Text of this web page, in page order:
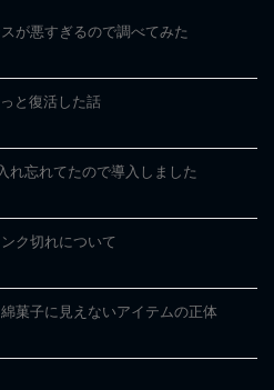
が悪すぎるので調べてみた
と復活した話
れ忘れてたので導入しました
ク切れについて
菓子に見えないアイテムの正体